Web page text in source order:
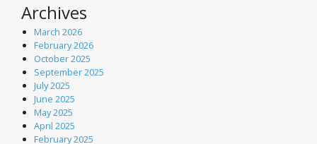
Archives
March 2026
February 2026
October 2025
September 2025
July 2025
June 2025
May 2025
April 2025
February 2025